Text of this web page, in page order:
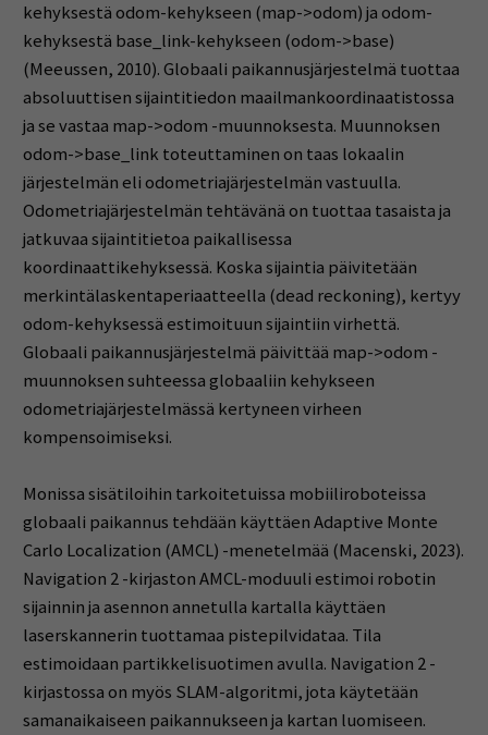
kehyksestä odom-kehykseen (map->odom) ja odom-
kehyksestä base_link-kehykseen (odom->base)
(Meeussen, 2010). Globaali paikannusjärjestelmä tuottaa
absoluuttisen sijaintitiedon maailmankoordinaatistossa
ja se vastaa map->odom -muunnoksesta. Muunnoksen
odom->base_link toteuttaminen on taas lokaalin
järjestelmän eli odometriajärjestelmän vastuulla.
Odometriajärjestelmän tehtävänä on tuottaa tasaista ja
jatkuvaa sijaintitietoa paikallisessa
koordinaattikehyksessä. Koska sijaintia päivitetään
merkintälaskentaperiaatteella (dead reckoning), kertyy
odom-kehyksessä estimoituun sijaintiin virhettä.
Globaali paikannusjärjestelmä päivittää map->odom -
muunnoksen suhteessa globaaliin kehykseen
odometriajärjestelmässä kertyneen virheen
kompensoimiseksi.
Monissa sisätiloihin tarkoitetuissa mobiiliroboteissa
globaali paikannus tehdään käyttäen Adaptive Monte
Carlo Localization (AMCL) -menetelmää (Macenski, 2023).
Navigation 2 -kirjaston AMCL-moduuli estimoi robotin
sijainnin ja asennon annetulla kartalla käyttäen
laserskannerin tuottamaa pistepilvidataa. Tila
estimoidaan partikkelisuotimen avulla. Navigation 2 -
kirjastossa on myös SLAM-algoritmi, jota käytetään
samanaikaiseen paikannukseen ja kartan luomiseen.